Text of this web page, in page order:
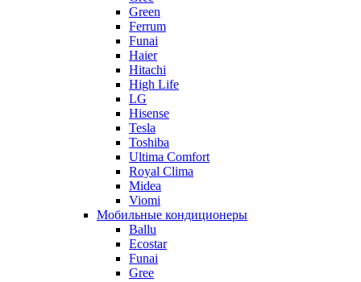
Green
Ferrum
Funai
Haier
Hitachi
High Life
LG
Hisense
Tesla
Toshiba
Ultima Comfort
Royal Clima
Midea
Viomi
Мобильные кондиционеры
Ballu
Ecostar
Funai
Gree